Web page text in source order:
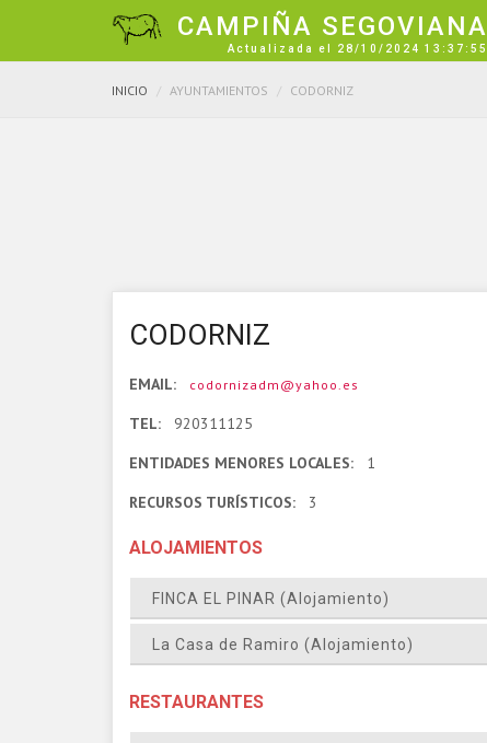
CAMPIÑA SEGOVIANA
Actualizada el 28/10/2024 13:37:55
INICIO AYUNTAMIENTOS CODORNIZ
CODORNIZ
EMAIL: codornizadm@yahoo.es
TEL: 920311125
ENTIDADES MENORES LOCALES: 1
RECURSOS TURÍSTICOS: 3
ALOJAMIENTOS
FINCA EL PINAR (Alojamiento)
La Casa de Ramiro (Alojamiento)
RESTAURANTES